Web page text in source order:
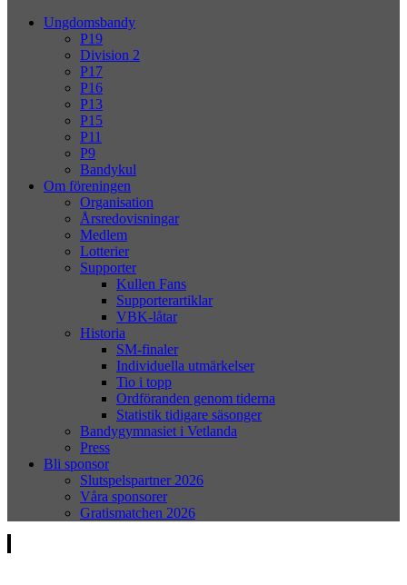
Ungdomsbandy
P19
Division 2
P17
P16
P13
P15
P11
P9
Bandykul
Om föreningen
Organisation
Årsredovisningar
Medlem
Lotterier
Supporter
Kullen Fans
Supporterartiklar
VBK-låtar
Historia
SM-finaler
Individuella utmärkelser
Tio i topp
Ordföranden genom tiderna
Statistik tidigare säsonger
Bandygymnasiet i Vetlanda
Press
Bli sponsor
Slutspelspartner 2026
Våra sponsorer
Gratismatchen 2026